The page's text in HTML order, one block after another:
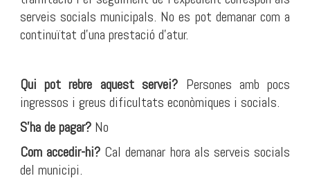
serveis socials municipals. No es pot demanar com a
continuïtat d’una prestació d’atur.
Qui pot rebre aquest servei? Persones amb pocs
ingressos i greus dificultats econòmiques i socials.
S'ha de pagar? No
Com accedir-hi? Cal demanar hora als serveis socials
del municipi.